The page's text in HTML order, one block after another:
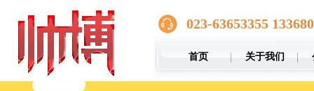
023-63653355
首页 关于我们